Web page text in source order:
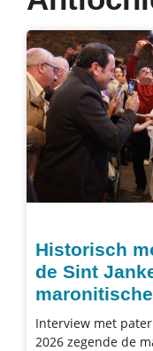
Historisch
de Sint
Interview met
2026 zegende de